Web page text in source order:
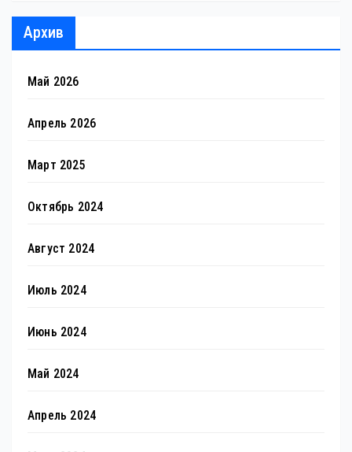
Архив
Май 2026
Апрель 2026
Март 2025
Октябрь 2024
Август 2024
Июль 2024
Июнь 2024
Май 2024
Апрель 2024